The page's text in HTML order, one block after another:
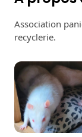
Association
recyclerie.